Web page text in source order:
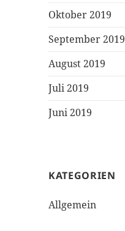
Oktober 2019
September 2019
August 2019
Juli 2019
Juni 2019
KATEGORIEN
Allgemein